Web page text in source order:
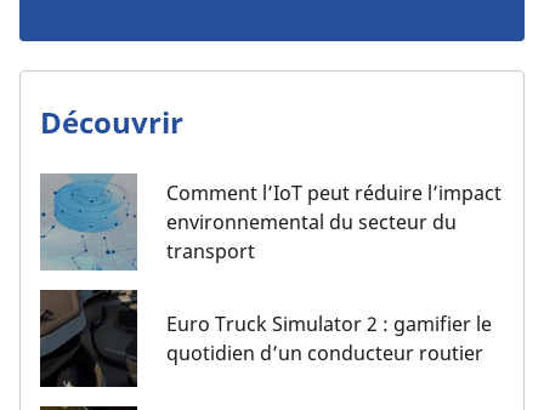
Découvrir
Comment l’IoT peut réduire l’impact
environnemental du secteur du
transport
Euro Truck Simulator 2 : gamifier le
quotidien d’un conducteur routier